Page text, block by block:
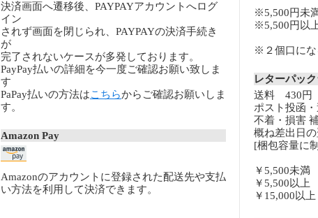
決済画面へ遷移後、PAYPAYアカウントへログ
イン
されず画面を閉じられ、PAYPAYの決済手続き
が
完了されないケースが多発しております。
PayPay払いの詳細を今一度ご確認お願い致しま
す
PaPay払いの方法はこちらからご確認お願いしま
す。
Amazon Pay
Amazonのアカウントに登録された配送先や支払
い方法を利用して決済できます。
※5,500円未
※5,500円以
※２個口にな
レターパッ
送料 430円
ポスト投函
不着・損害
概ね差出日
[梱包容量に
￥5,500未
￥5,500以
￥15,000以